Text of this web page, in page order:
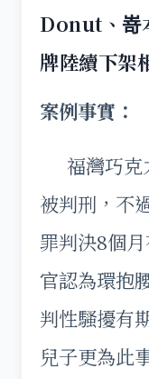
Donut、嵜
牌陸續下架
案例事實：
福灣巧克
被判刑，不
罪判決8個
官認為環抱
判性騷擾有
兒子更為此